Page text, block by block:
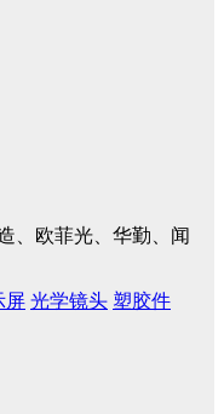
、欧菲光、华勤、闻
屏 光学镜头 塑胶件